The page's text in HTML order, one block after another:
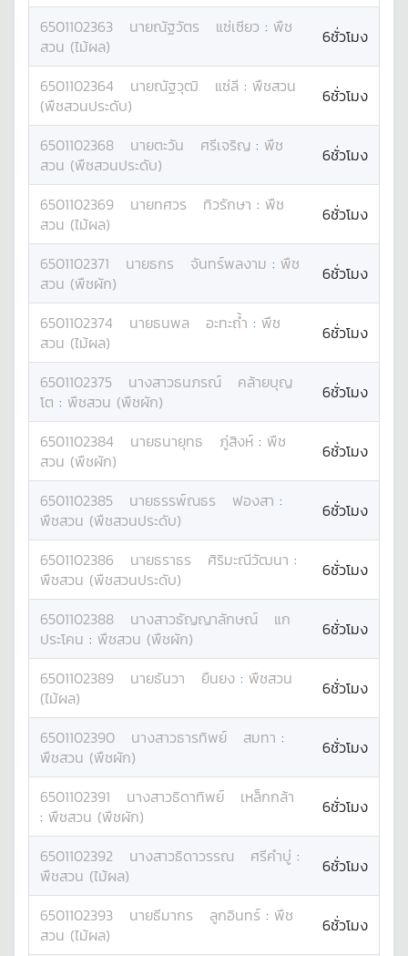
6501102363 นายณัฐวัตร แซ่เซียว : พืช
สวน (ไม้ผล)
6ชั่วโมง
6501102364 นายณัฐวุฒิ แซ่ลี : พืชสวน
(พืชสวนประดับ)
6ชั่วโมง
6501102368 นายตะวัน ศรีเจริญ : พืช
สวน (พืชสวนประดับ)
6ชั่วโมง
6501102369 นายทศวร ทิวรักษา : พืช
สวน (ไม้ผล)
6ชั่วโมง
6501102371 นายธกร จันทร์พลงาม : พืช
สวน (พืชผัก)
6ชั่วโมง
6501102374 นายธนพล อะทะถ้ำ : พืช
สวน (ไม้ผล)
6ชั่วโมง
6501102375 นางสาวธนภรณ์
คล้ายบุญ
โต : พืชสวน (พืชผัก) 6ชั่วโมง
6501102384 นายธนายุทธ ภู่สิงห์ : พืช
สวน (พืชผัก)
6ชั่วโมง
6501102385 นายธรรพ์ณธร ฟองสา :
พืชสวน (พืชสวนประดับ)
6ชั่วโมง
6501102386 นายธราธร ศิริมะณีวัฒนา :
พืชสวน (พืชสวนประดับ)
6ชั่วโมง
6501102388 นางสาวธัญญาลักษณ์
แก
ประโคน : พืชสวน (พืชผัก) 6ชั่วโมง
6501102389 นายธันวา ยืนยง : พืชสวน
(ไม้ผล)
6ชั่วโมง
6501102390 นางสาวธารทิพย์ สมทา :
พืชสวน (พืชผัก)
6ชั่วโมง
6501102391 นางสาวธิดาทิพย์
เหล็กกล้า
: พืชสวน (พืชผัก) 6ชั่วโมง
6501102392 นางสาวธิดาวรรณ ศรีคำบู่ :
พืชสวน (ไม้ผล)
6ชั่วโมง
6501102393 นายธีมากร ลูกอินทร์ : พืช
สวน (ไม้ผล)
6ชั่วโมง